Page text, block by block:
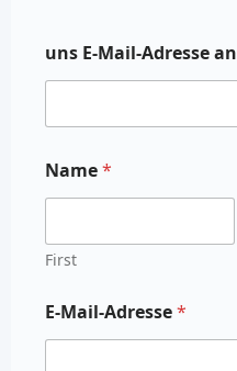
uns E-Mail-Adresse an
Name*
First
E-Mail-Adresse*